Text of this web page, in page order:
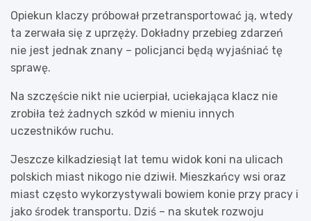
Opiekun klaczy próbował przetransportować ją, wtedy
ta zerwała się z uprzęży. Dokładny przebieg zdarzeń
nie jest jednak znany – policjanci będą wyjaśniać tę
sprawę.
Na szczęście nikt nie ucierpiał, uciekająca klacz nie
zrobiła też żadnych szkód w mieniu innych
uczestników ruchu.
Jeszcze kilkadziesiąt lat temu widok koni na ulicach
polskich miast nikogo nie dziwił. Mieszkańcy wsi oraz
miast często wykorzystywali bowiem konie przy pracy i
jako środek transportu. Dziś – na skutek rozwoju